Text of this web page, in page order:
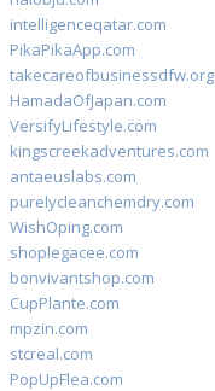
intelligenceqatar.com
PikaPikaApp.com
takecareofbusinessdfw.org
HamadaOfJapan.com
VersifyLifestyle.com
kingscreekadventures.com
antaeuslabs.com
purelycleanchemdry.com
WishOping.com
shoplegacee.com
bonvivantshop.com
CupPlante.com
mpzin.com
stcreal.com
PopUpFlea.com